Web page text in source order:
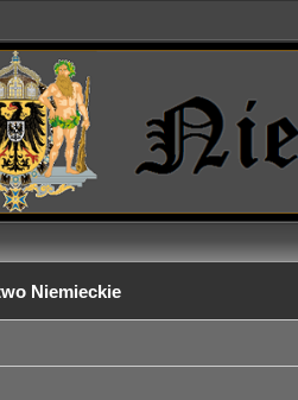
Niemieckie